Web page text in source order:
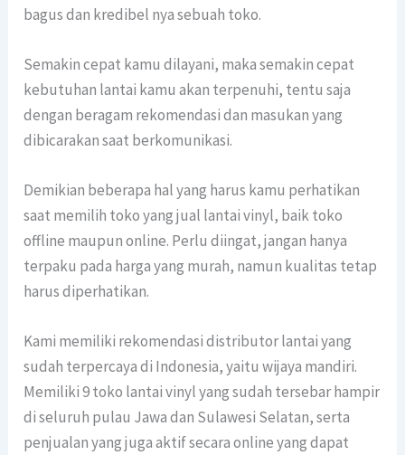
bagus dan kredibel nya sebuah toko.
Semakin cepat kamu dilayani, maka semakin cepat
kebutuhan lantai kamu akan terpenuhi, tentu saja
dengan beragam rekomendasi dan masukan yang
dibicarakan saat berkomunikasi.
Demikian beberapa hal yang harus kamu perhatikan
saat memilih toko yang jual lantai vinyl, baik toko
offline maupun online. Perlu diingat, jangan hanya
terpaku pada harga yang murah, namun kualitas tetap
harus diperhatikan.
Kami memiliki rekomendasi distributor lantai yang
sudah terpercaya di Indonesia, yaitu wijaya mandiri.
Memiliki 9 toko lantai vinyl yang sudah tersebar hampir
di seluruh pulau Jawa dan Sulawesi Selatan, serta
penjualan yang juga aktif secara online yang dapat